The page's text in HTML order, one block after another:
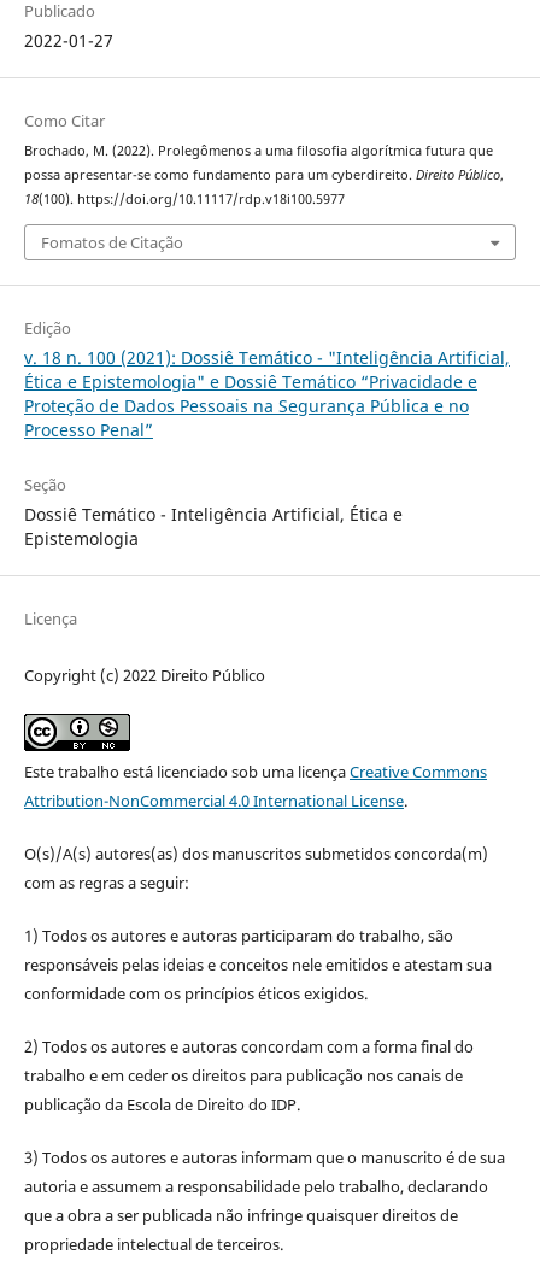
Publicado
2022-01-27
Como Citar
Brochado, M. (2022). Prolegômenos a uma filosofia algorítmica futura que
possa apresentar-se como fundamento para um cyberdireito. Direito Público,
18(100). https://doi.org/10.11117/rdp.v18i100.5977
Fomatos de Citação
Edição
v. 18 n. 100 (2021): Dossiê Temático - "Inteligência Artificial,
Ética e Epistemologia" e Dossiê Temático “Privacidade e
Proteção de Dados Pessoais na Segurança Pública e no
Processo Penal”
Seção
Dossiê Temático - Inteligência Artificial, Ética e
Epistemologia
Licença
Copyright (c) 2022 Direito Público
Este trabalho está licenciado sob uma licençaCreative Commons
Attribution-NonCommercial 4.0 International License.
O(s)/A(s) autores(as) dos manuscritos submetidos concorda(m)
com as regras a seguir:
1) Todos os autores e autoras participaram do trabalho, são
responsáveis pelas ideias e conceitos nele emitidos e atestam sua
conformidade com os princípios éticos exigidos.
2) Todos os autores e autoras concordam com a forma final do
trabalho e em ceder os direitos para publicação nos canais de
publicação da Escola de Direito do IDP.
3) Todos os autores e autoras informam que o manuscrito é de sua
autoria e assumem a responsabilidade pelo trabalho, declarando
que a obra a ser publicada não infringe quaisquer direitos de
propriedade intelectual de terceiros.